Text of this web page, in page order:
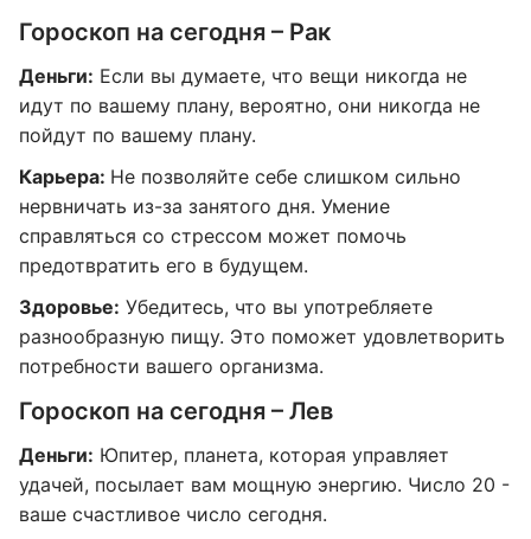
Гороскоп на сегодня – Рак
Деньги: Если вы думаете, что вещи никогда не
идут по вашему плану, вероятно, они никогда не
пойдут по вашему плану.
Карьера: Не позволяйте себе слишком сильно
нервничать из-за занятого дня. Умение
справляться со стрессом может помочь
предотвратить его в будущем.
Здоровье: Убедитесь, что вы употребляете
разнообразную пищу. Это поможет удовлетворить
потребности вашего организма.
Гороскоп на сегодня – Лев
Деньги: Юпитер, планета, которая управляет
удачей, посылает вам мощную энергию. Число 20 -
ваше счастливое число сегодня.